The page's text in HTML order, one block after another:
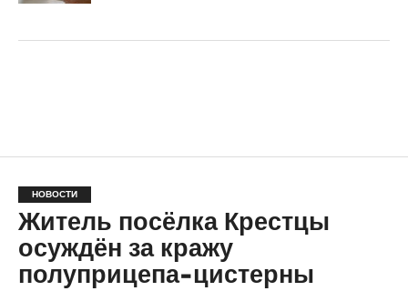
НОВОСТИ
Житель посёлка Крестцы
осуждён за кражу
полуприцепа-цистерны